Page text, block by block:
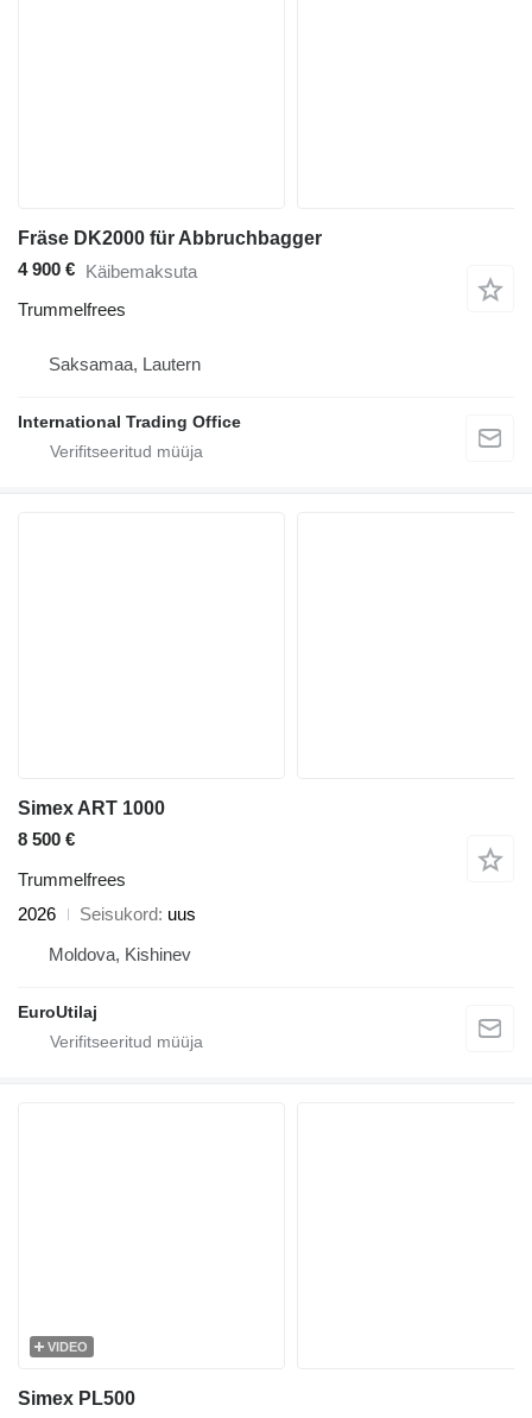
Fräse DK2000 für Abbruchbagger
4 900 € Käibemaksuta
Trummelfrees
Saksamaa, Lautern
International Trading Office
Simex ART 1000
8 500 €
Trummelfrees
2026
Seisukord uus
Moldova, Kishinev
EuroUtilaj
VIDEO
Simex PL500